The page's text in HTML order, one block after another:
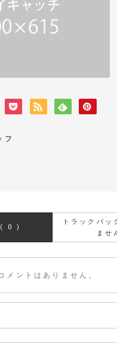
フ
( 0 )
トラックバッ
ませ
メントはありません。